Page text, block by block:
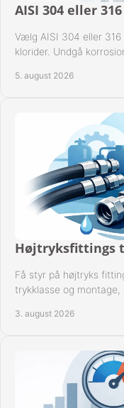
AISI 304 eller
Vælg AISI 304 eller
klorider. Undgå
5. august 2026
Højtryksfittings
Få styr på højtryks
trykklasse og
3. august 2026